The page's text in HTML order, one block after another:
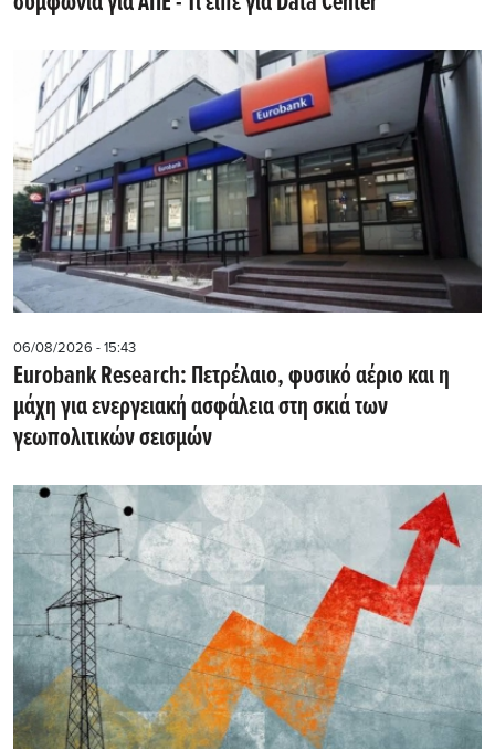
06/08/2026 - 15:43
Eurobank Research: Πετρέλαιο, φυσικό αέριο και η
μάχη για ενεργειακή ασφάλεια στη σκιά των
γεωπολιτικών σεισμών